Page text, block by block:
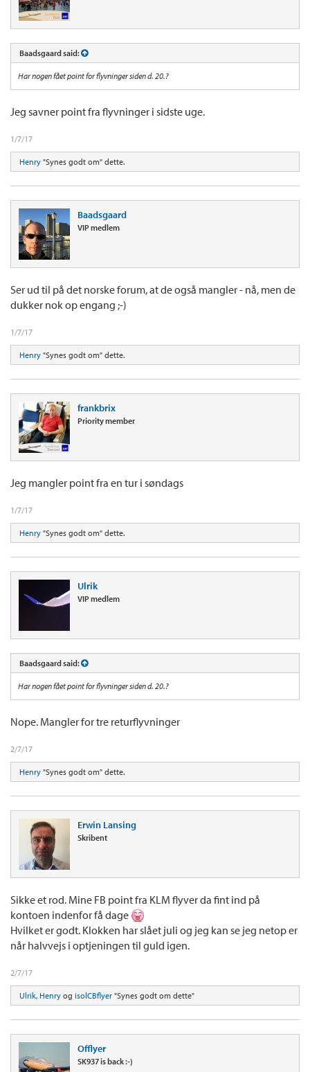
Baadsgaard said:
Har nogen fået point for flyvninger siden d. 20.?
Jeg savner point fra flyvninger i sidste uge.
1/7/17
Henry "Synes godt om" dette.
Baadsgaard
VIP medlem
Ser ud til på det norske forum, at de også mangler - nå, men de
dukker nok op engang ;-)
1/7/17
Henry "Synes godt om" dette.
frankbrix
Priority member
Jeg mangler point fra en tur i søndags
1/7/17
Henry "Synes godt om" dette.
Ulrik
VIP medlem
Baadsgaard said:
Har nogen fået point for flyvninger siden d. 20.?
Nope. Mangler for tre returflyvninger
2/7/17
Henry "Synes godt om" dette.
Erwin Lansing
Skribent
Sikke et rod. Mine FB point fra KLM flyver da fint ind på
kontoen indenfor få dage
Hvilket er godt. Klokken har slået juli og jeg kan se jeg netop er
når halvvejs i optjeningen til guld igen.
2/7/17
Ulrik, Henry og isolCBflyer "Synes godt om dette"
Offlyer
SK937 is back :-)